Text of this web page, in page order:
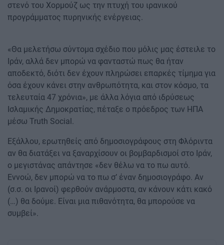
στενό του Χορμούζ ως την πτυχή του ιρανικού
προγράμματος πυρηνικής ενέργειας.
«Θα μελετήσω σύντομα σχέδιο που μόλις μας έστειλε το
Ιράν, αλλά δεν μπορώ να φανταστώ πως θα ήταν
αποδεκτό, διότι δεν έχουν πληρώσει επαρκές τίμημα για
όσα έχουν κάνει στην ανθρωπότητα, και στον κόσμο, τα
τελευταία 47 χρόνια», με άλλα λόγια από ιδρύσεως
Ισλαμικής Δημοκρατίας, πέταξε ο πρόεδρος των ΗΠΑ
μέσω Truth Social.
Εξάλλου, ερωτηθείς από δημοσιογράφους στη Φλόριντα
αν θα διατάξει να ξαναρχίσουν οι βομβαρδισμοί στο Ιράν,
ο μεγιστάνας απάντησε «δεν θέλω να το πω αυτό.
Εννοώ, δεν μπορώ να το πω σ’ έναν δημοσιογράφο. Αν
(σ.σ. οι Ιρανοί) φερθούν ανάρμοστα, αν κάνουν κάτι κακό
(…) θα δούμε. Είναι μια πιθανότητα, θα μπορούσε να
συμβεί».